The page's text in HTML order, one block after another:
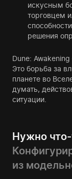
искусным
торговцем
решения
Dune:
Это борьба за
планете во
думать,
ситуации.
Нужно
из